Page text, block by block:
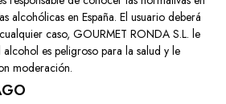
alcohólicas en España. El usuario deberá
caso, GOURMET RONDA S.L. le
es peligroso para la salud y le
moderación.